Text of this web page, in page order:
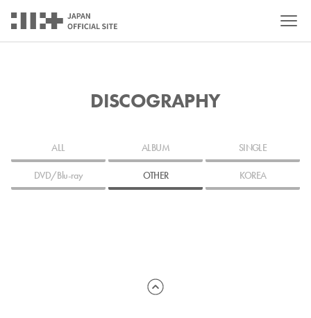
DISCOGRAPHY
ALL ALBUM SINGLE
DVD/Blu-ray OTHER KOREA